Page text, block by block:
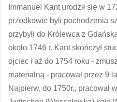
Immanuel Kant urodził się w
przodkowie byli pochodzenia
przybyli do Królewca z
około 1746 r. Kant skończył
ojciec i aż do 1754 roku -
materialną - pracował przez 9
Najpierw, do 1750r., pracował